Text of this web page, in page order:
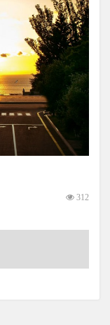
312